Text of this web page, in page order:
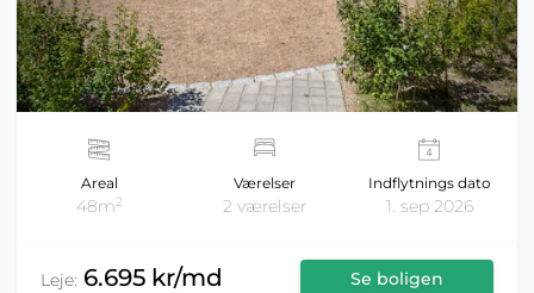
Areal
48m2
Værelser
2 værelser
Indflytnings dato
1. sep 2026
Leje: 6.695 kr/md Se boligen